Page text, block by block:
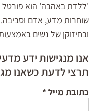
'ללדת באהבה' הוא פורטל
שוחרות מדע, אדם וסביבה.
ובחיזוקן של נשים
אנו מנגישות ידע
תרצי לדעת כשאנו
כתובת מייל*